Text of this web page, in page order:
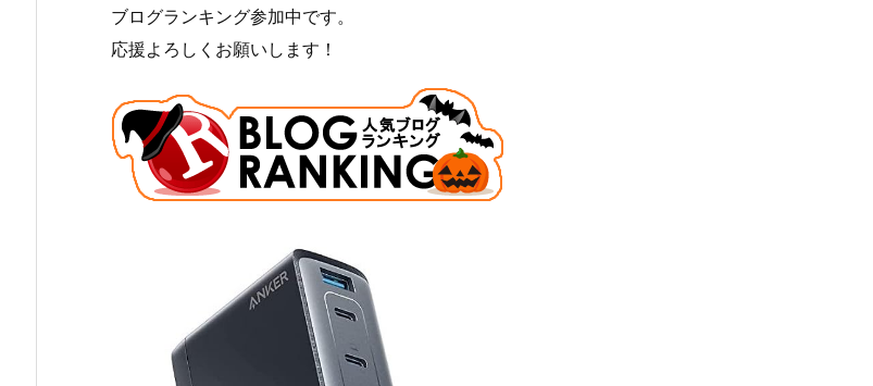
ブログランキング参加中です。
応援よろしくお願いします！